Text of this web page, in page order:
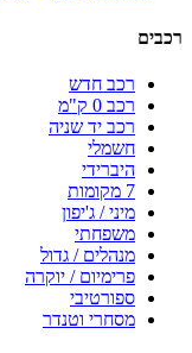
רכבים
רכב חדש
רכב 0 ק"מ
רכב יד שניה
חשמלי
היברידי
7 מקומות
מיני / ג'יפון
משפחתי
מנהלים / גדול
פרימיום / יוקרה
ספורטיבי
מסחרי וטנדר